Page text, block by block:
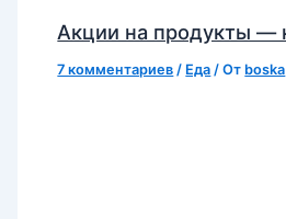
Акции на продукты —
7 комментариев / Еда / От boska